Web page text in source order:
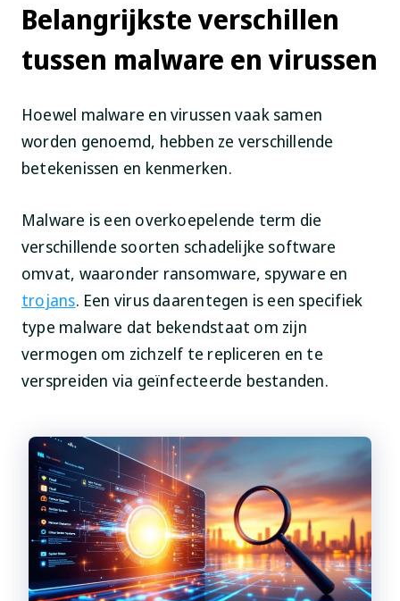
Belangrijkste verschillen
tussen malware en virussen
Hoewel malware en virussen vaak samen
worden genoemd, hebben ze verschillende
betekenissen en kenmerken.
Malware is een overkoepelende term die
verschillende soorten schadelijke software
omvat, waaronder ransomware, spyware en
trojans. Een virus daarentegen is een specifiek
type malware dat bekendstaat om zijn
vermogen om zichzelf te repliceren en te
verspreiden via geïnfecteerde bestanden.